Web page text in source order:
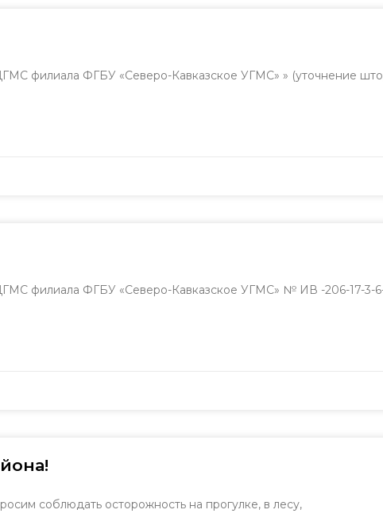
филиала ФГБУ «Северо-Кавказское УГМС» » (уточнение
филиала ФГБУ «Северо-Кавказское УГМС» № ИВ -206-17-3-
соблюдать осторожность на прогулке, в лесу,